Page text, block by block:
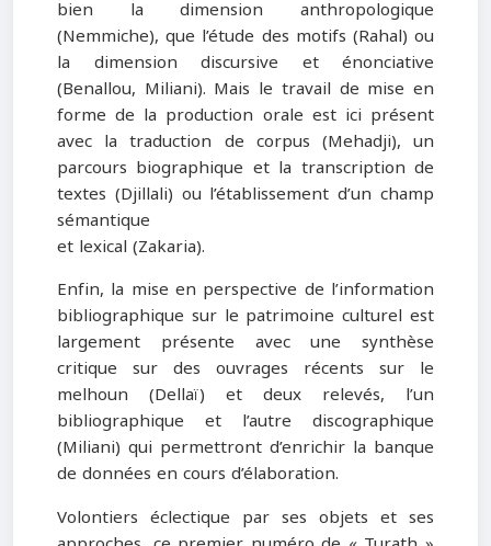
bien la dimension anthropologique
(Nemmiche), que l’étude des motifs (Rahal) ou
la dimension discursive et énonciative
(Benallou, Miliani). Mais le travail de mise en
forme de la production orale est ici présent
avec la traduction de corpus (Mehadji), un
parcours biographique et la transcription de
textes (Djillali) ou l’établissement d’un champ
sémantique
et lexical (Zakaria).
Enfin, la mise en perspective de l’information
bibliographique sur le patrimoine culturel est
largement présente avec une synthèse
critique sur des ouvrages récents sur le
melhoun (Dellaï) et deux relevés, l’un
bibliographique et l’autre discographique
(Miliani) qui permettront d’enrichir la banque
de données en cours d’élaboration.
Volontiers éclectique par ses objets et ses